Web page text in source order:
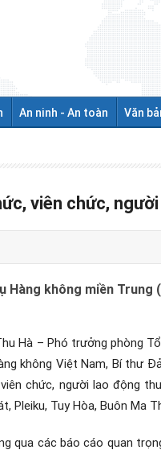
An ninh - An toàn Văn
viên chức,
Hàng không miền
Hà – Phó trưởng phòng
không Việt Nam, Bí thư
chức, người lao động
Pleiku, Tuy Hòa, Buôn Ma
qua các báo cáo quan